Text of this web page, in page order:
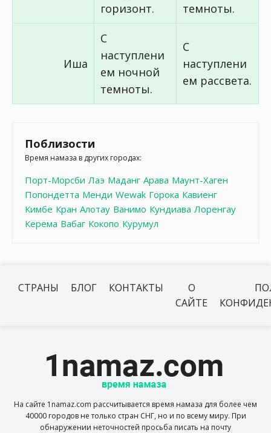
горизонт.
темноты.
Иша
С
наступлени
ем ночной
темноты.
С
наступлени
ем рассвета.
Поблизости
Время намаза в других городах:
Порт-Морсби Лаэ Маданг Арава Маунт-Хаген
Попондетта Менди Wewak Горока Кавиенг
Кимбе Кран Алотау Ванимо Кундиава Лоренгау
Керема Вабаг Кокопо Курумул
СТРАНЫ БЛОГ КОНТАКТЫ
О
САЙТЕ
На сайте 1namaz.com рассчитывается время намаза для более чем
40000 городов не только стран СНГ, но и по всему миру. При
обнаружении неточностей просьба писать на почту